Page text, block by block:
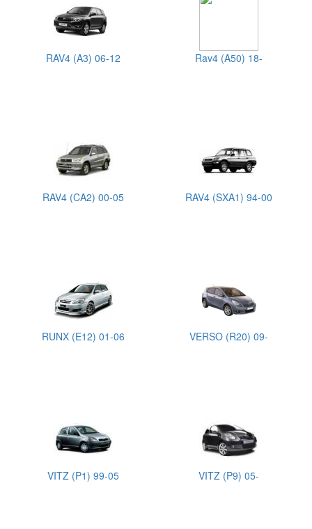
RAV4 (A3) 06-12 Rav4 (A50) 18-
RAV4 (CA2) 00-05 RAV4 (SXA1) 94-00
RUNX (E12) 01-06 VERSO (R20) 09-
VITZ (P1) 99-05 VITZ (P9) 05-